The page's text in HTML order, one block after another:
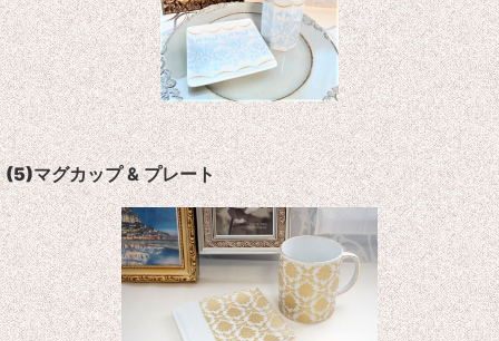
(5)マグカップ & プレート